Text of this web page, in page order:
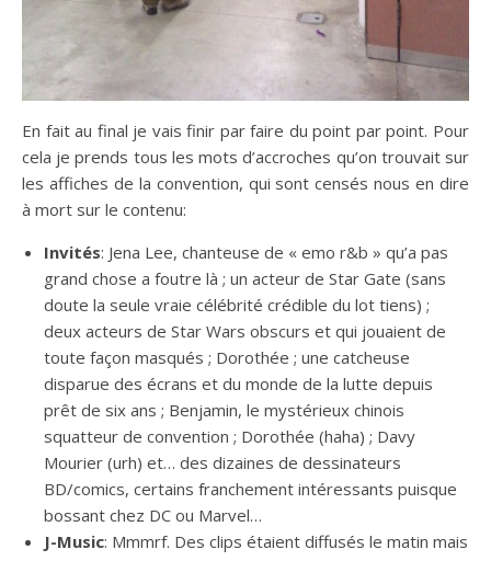
En fait au final je vais finir par faire du point par point. Pour
cela je prends tous les mots d’accroches qu’on trouvait sur
les affiches de la convention, qui sont censés nous en dire
à mort sur le contenu:
Invités: Jena Lee, chanteuse de « emo r&b » qu’a pas
grand chose a foutre là ; un acteur de Star Gate (sans
doute la seule vraie célébrité crédible du lot tiens) ;
deux acteurs de Star Wars obscurs et qui jouaient de
toute façon masqués ; Dorothée ; une catcheuse
disparue des écrans et du monde de la lutte depuis
prêt de six ans ; Benjamin, le mystérieux chinois
squatteur de convention ; Dorothée (haha) ; Davy
Mourier (urh) et… des dizaines de dessinateurs
BD/comics, certains franchement intéressants puisque
bossant chez DC ou Marvel…
J-Music: Mmmrf. Des clips étaient diffusés le matin mais